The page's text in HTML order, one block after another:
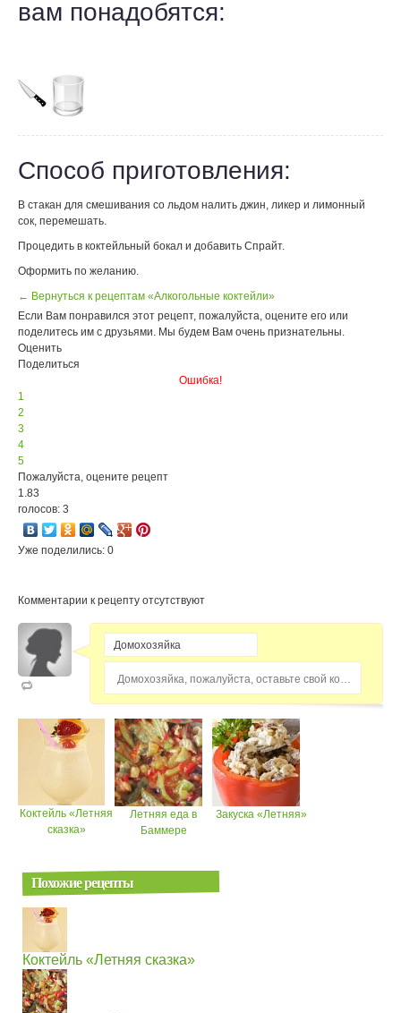
вам понадобятся:
Способ приготовления:
В стакан для смешивания со льдом налить джин, ликер и лимонный
сок, перемешать.
Процедить в коктейльный бокал и добавить Спрайт.
Оформить по желанию.
← Вернуться к рецептам «Алкогольные коктейли»
Если Вам понравился этот рецепт, пожалуйста, оцените его или
поделитесь им с друзьями. Мы будем Вам очень признательны.
Оценить
Поделиться
Ошибка!
1
2
3
4
5
Пожалуйста, оцените рецепт
1.83
голосов: 3
Уже поделились: 0
Комментарии к рецепту отсутствуют
Домохозяйка, пожалуйста, оставьте свой комментарий...
Коктейль «Летняя
сказка»
Летняя еда в
Баммере
Закуска «Летняя»
Похожие рецепты
Коктейль «Летняя сказка»